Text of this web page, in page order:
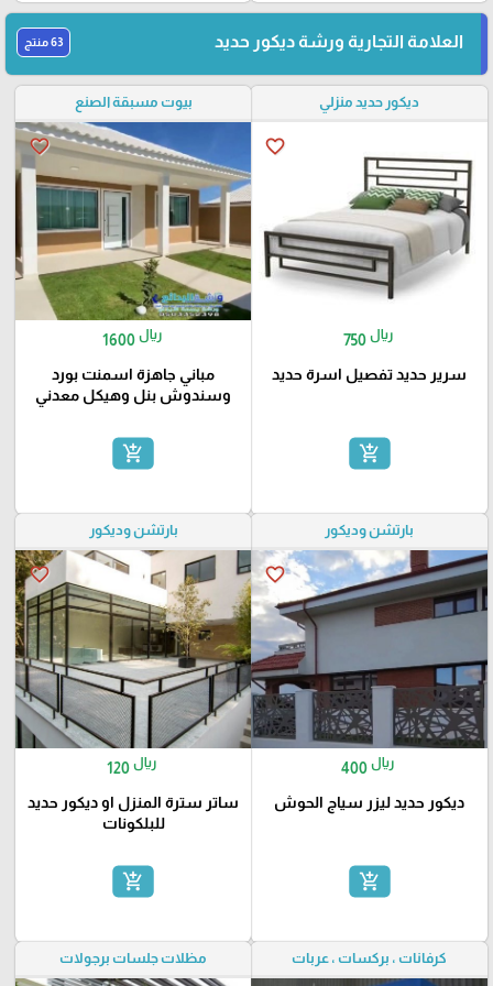
العلامة التجارية ورشة ديكور حديد 63 منتج
ديكور حديد منزلي
favorite_border
750 ريال
سرير حديد تفصيل اسرة حديد
add_shopping_cart
بيوت مسبقة الصنع
favorite_border
1600 ريال
مباني جاهزة اسمنت بورد
وسندوش بنل وهيكل معدني
add_shopping_cart
بارتشن وديكور
favorite_border
400 ريال
ديكور حديد ليزر سياج الحوش
add_shopping_cart
بارتشن وديكور
favorite_border
120 ريال
ساتر سترة المنزل او ديكور حديد
للبلكونات
add_shopping_cart
كرفانات ، بركسات ، عربات مظلات جلسات برجولات